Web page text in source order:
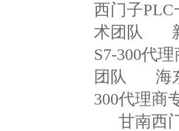
西门子
术团队
S7-300代
团队
海
300代理商
甘南西